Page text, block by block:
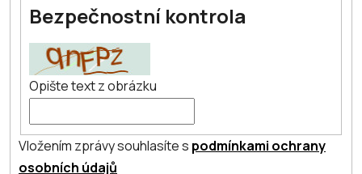
Bezpečnostní kontrola
Opište text z obrázku
Vložením zprávy souhlasíte s podmínkami ochrany
osobních údajů